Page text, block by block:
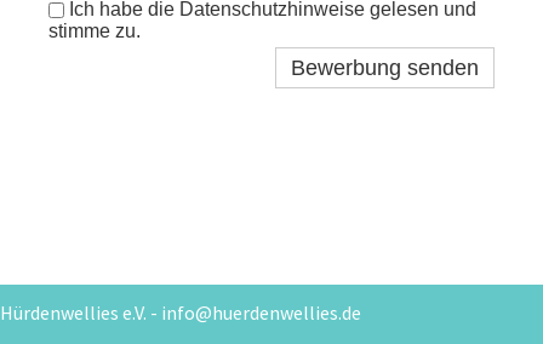
Ich habe die Datenschutzhinweise gelesen und
stimme zu.
Bewerbung senden
Hürdenwellies e.V. - info@huerdenwellies.de